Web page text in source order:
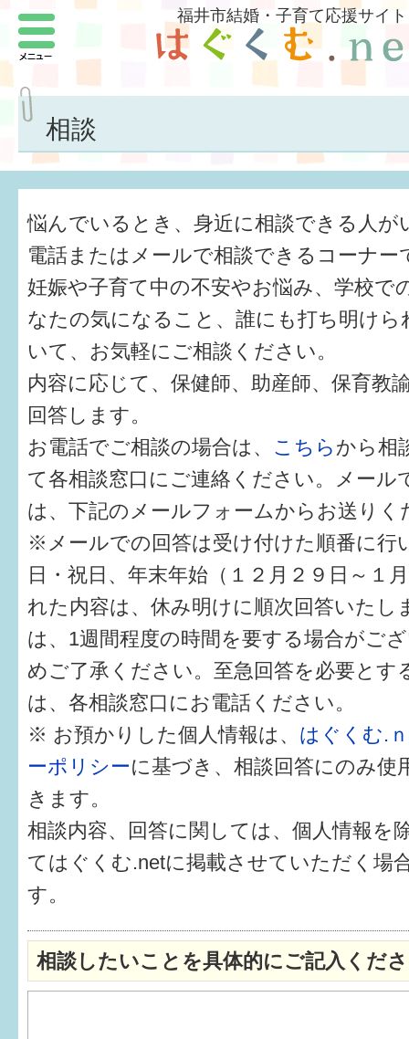
福井市結婚・子育て応援サイト
相談
悩んでいるとき、身近に相談できる人が
電話またはメールで相談できるコーナー
妊娠や子育て中の不安やお悩み、学校で
なたの気になること、誰にも打ち明け
いて、お気軽にご相談ください。
内容に応じて、保健師、助産師、保育教
回答します。
お電話でご相談の場合は、 こちら から相
て各相談窓口にご連絡ください。メール
は、下記のメールフォームからお送りく
※メールでの回答は受け付けた順番に行
日・祝日、年末年始（１２月２９日～１
れた内容は、休み明けに順次回答いたし
は、1週間程度の時間を要する場合がご
めご了承ください。至急回答を必要とす
は、各相談窓口にお電話ください。
※ お預かりした個人情報は、 はぐくむ.
ーポリシーに基づき、相談回答にのみ使
きます。
相談内容、回答に関しては、個人情報を
てはぐくむ.netに掲載させていただく場
す。
相談したいことを具体的にご記入くだ
メニュー
結婚したい
子どもがほしい
福井の子育て環境
子どもを育てよう
もしものときの緊急連絡先
届出・手当・助成
健診・予防接種
仲間づくり・遊び場
子どもを預けたい
入園・入学
相談したい
さまざまな支援
子育てカレンダー
妊娠
出産〜3か月
3か月〜6か月
6か月〜1歳
1歳〜3歳
3歳〜就学前
就学後〜